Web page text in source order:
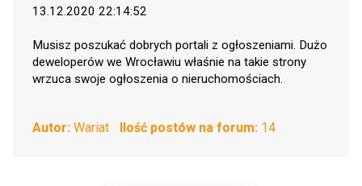
13.12.2020 22:14:52
Musisz poszukać dobrych portali z ogłoszeniami. Dużo
deweloperów we Wrocławiu właśnie na takie strony
wrzuca swoje ogłoszenia o nieruchomościach.
Autor: Wariat Ilość postów na forum:14